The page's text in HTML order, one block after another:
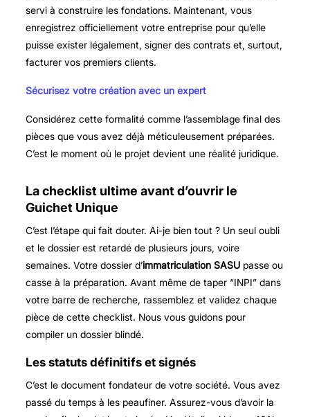
servi à construire les fondations. Maintenant, vous
enregistrez officiellement votre entreprise pour qu’elle
puisse exister légalement, signer des contrats et, surtout,
facturer vos premiers clients.
Sécurisez votre création avec un expert
Considérez cette formalité comme l’assemblage final des
pièces que vous avez déjà méticuleusement préparées.
C’est le moment où le projet devient une réalité juridique.
La checklist ultime avant d’ouvrir le
Guichet Unique
C’est l’étape qui fait douter. Ai-je bien tout ? Un seul oubli
et le dossier est retardé de plusieurs jours, voire
semaines. Votre dossier d’immatriculation SASUpasse ou
casse à la préparation. Avant même de taper “INPI” dans
votre barre de recherche, rassemblez et validez chaque
pièce de cette checklist. Nous vous guidons pour
compiler un dossier blindé.
Les statuts définitifs et signés
C’est le document fondateur de votre société. Vous avez
passé du temps à les peaufiner. Assurez-vous d’avoir la